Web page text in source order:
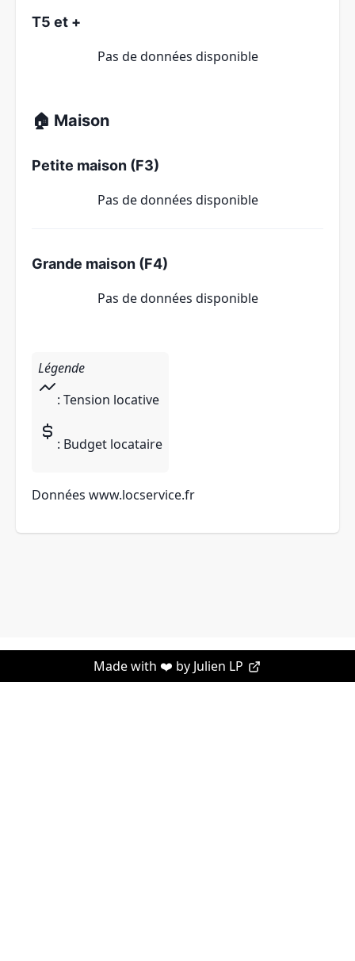
T5 et +
Pas de données disponible
🏠 Maison
Petite maison (F3)
Pas de données disponible
Grande maison (F4)
Pas de données disponible
Légende
: Tension locative
: Budget locataire
Données www.locservice.fr
Made with ❤️ by Julien LP